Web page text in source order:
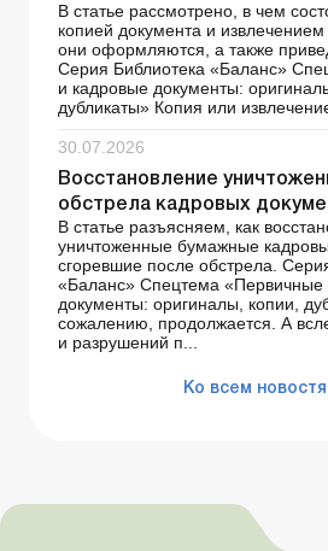
В статье рассмотрено, в чем
копией документа и извлечением
они оформляются, а также
Серия Библиотека «Баланс»
и кадровые документы:
дубликаты» Копия или
30.07.2026
Восстановление
обстрела кадровых
В статье разъясняем, как
уничтоженные бумажные
сгоревшие после обстрела.
«Баланс» Спецтема «Первичные
документы: оригиналы, копии,
сожалению, продолжается. А
и разрушений п...
Ко всем